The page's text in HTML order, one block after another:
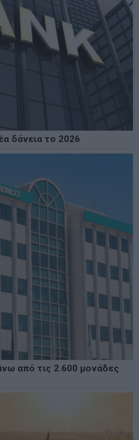
δάνεια το 2026
από τις 2.600 μονάδες